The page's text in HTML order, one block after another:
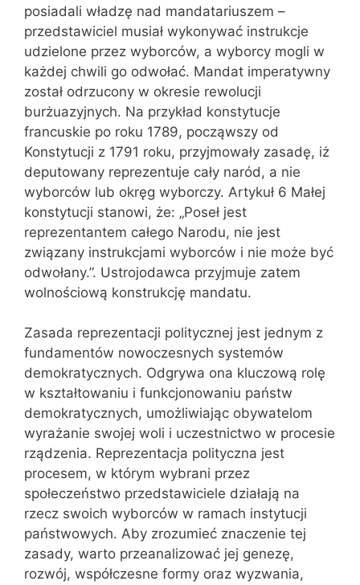
posiadali władzę nad mandatariuszem –
przedstawiciel musiał wykonywać instrukcje
udzielone przez wyborców, a wyborcy mogli w
każdej chwili go odwołać. Mandat imperatywny
został odrzucony w okresie rewolucji
burżuazyjnych. Na przykład konstytucje
francuskie po roku 1789, począwszy od
Konstytucji z 1791 roku, przyjmowały zasadę, iż
deputowany reprezentuje cały naród, a nie
wyborców lub okręg wyborczy. Artykuł 6 Małej
konstytucji stanowi, że: „Poseł jest
reprezentantem całego Narodu, nie jest
związany instrukcjami wyborców i nie może być
odwołany.”. Ustrojodawca przyjmuje zatem
wolnościową konstrukcję mandatu.
Zasada reprezentacji politycznej jest jednym z
fundamentów nowoczesnych systemów
demokratycznych. Odgrywa ona kluczową rolę
w kształtowaniu i funkcjonowaniu państw
demokratycznych, umożliwiając obywatelom
wyrażanie swojej woli i uczestnictwo w procesie
rządzenia. Reprezentacja polityczna jest
procesem, w którym wybrani przez
społeczeństwo przedstawiciele działają na
rzecz swoich wyborców w ramach instytucji
państwowych. Aby zrozumieć znaczenie tej
zasady, warto przeanalizować jej genezę,
rozwój, współczesne formy oraz wyzwania,